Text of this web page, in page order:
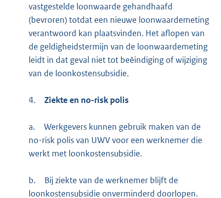
vastgestelde loonwaarde gehandhaafd
(bevroren) totdat een nieuwe loonwaardemeting
verantwoord kan plaatsvinden. Het aflopen van
de geldigheidstermijn van de loonwaardemeting
leidt in dat geval niet tot beëindiging of wijziging
van de loonkostensubsidie.
4. Ziekte en no-risk polis
a.
Werkgevers kunnen gebruik maken van de
no-risk polis van UWV voor een werknemer die
werkt met loonkostensubsidie.
b.
Bij ziekte van de werknemer blijft de
loonkostensubsidie onverminderd doorlopen.